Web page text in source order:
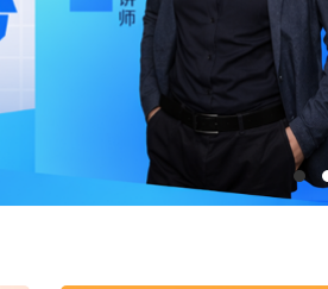
HKICPA
税务师
管理会计师
ACCA
数字化管理会计